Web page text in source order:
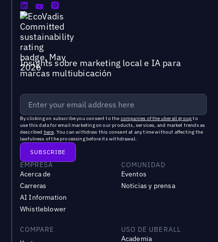
Insights sobre marketing local e IA para
marcas multiubicación
By clicking on subscribe you consent to the companies of the uberall groupto
use this data for email marketing on our products, services, and market trends as
described here. You can withdraw this consent at any time without affecting the
lawfulness of the processing before its withdrawal.
EMPRESA
Acerca de
Carreras
AI Information
Whistleblower
COMUNIDAD
Eventos
Noticias y prensa
COMPARE
USO DE UBERALL
Academia